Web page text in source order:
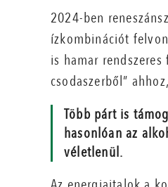
2024-ben
ízkombinációt
is hamar
csodaszerből”
Több párt is
hasonlóan az
véletlenül.